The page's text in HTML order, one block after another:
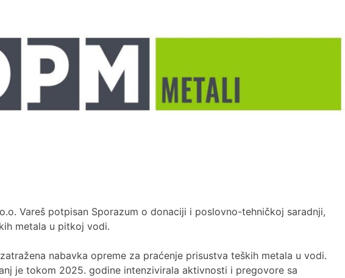
Vareš potpisan Sporazum o donaciji i poslovno-tehničkoj saradnji,
metala u pitkoj vodi.
nabavka opreme za praćenje prisustva teških metala u vodi.
je tokom 2025. godine intenzivirala aktivnosti i pregovore sa